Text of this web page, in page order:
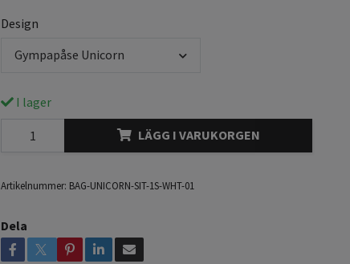
Design
Gympapåse Unicorn
I lager
LÄGG I VARUKORGEN
Artikelnummer: BAG-UNICORN-SIT-1S-WHT-01
Dela